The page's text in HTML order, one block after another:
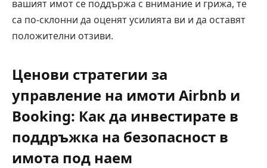
вашият имот се поддържа с внимание и грижа, те
са по-склонни да оценят усилията ви и да оставят
положителни отзиви.
Ценови стратегии за
управление на имоти Airbnb и
Booking: Как да инвестирате в
поддръжка на безопасност в
имота под наем